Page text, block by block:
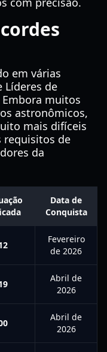
em várias
Líderes de
muitos
astronômicos,
mais difíceis
requisitos de
da
Data de
Conquista
Fevereiro
de 2026
Abril de
2026
Abril de
2026